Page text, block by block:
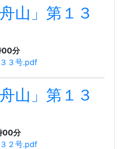
山」第１３
00分
３号.pdf
山」第１３
00分
２号.pdf